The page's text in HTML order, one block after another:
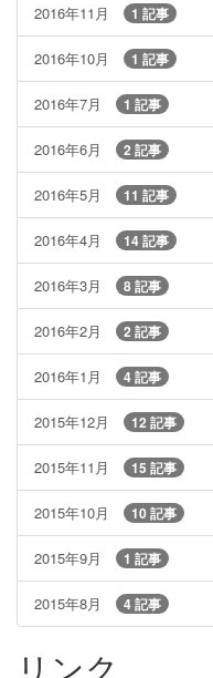
2016年11月 1 記事
2016年10月 1 記事
2016年7月 1 記事
2016年6月 2 記事
2016年5月 11 記事
2016年4月 14 記事
2016年3月 8 記事
2016年2月 2 記事
2016年1月 4 記事
2015年12月 12 記事
2015年11月 15 記事
2015年10月 10 記事
2015年9月 1 記事
2015年8月 4 記事
リンク